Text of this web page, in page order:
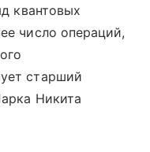
квантовых
число операций,
старший
Никита